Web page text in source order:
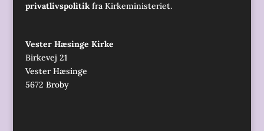
privatlivspolitikfra Kirkeministeriet.
Vester Hæsinge Kirke
Birkevej 21
Vester Hæsinge
5672 Broby